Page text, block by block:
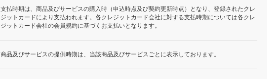
支払時期は、商品及びサービスの購入時（申込時点及び契約更新時点）となり、登録されたクレ
ジットカードにより支払われます。各クレジットカード会社に対する支払時期については各クレ
ジットカード会社の会員規約に基づくお支払いとなります。
商品及びサービスの提供時期は、当該商品及びサービスごとに表示しております。